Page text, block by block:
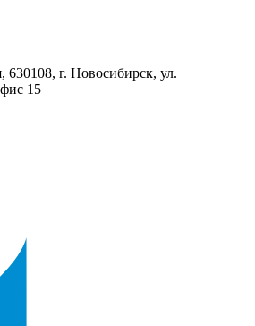
630108, г. Новосибирск, ул.
15